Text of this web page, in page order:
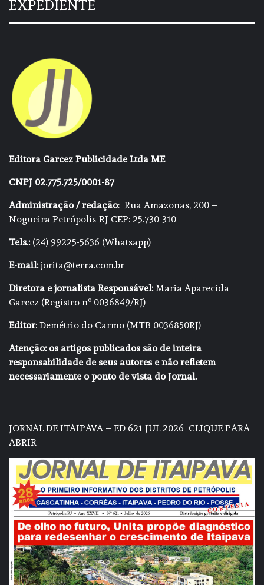
EXPEDIENTE
Editora Garcez Publicidade Ltda ME
CNPJ 02.775.725/0001-87
Administração / redação: Rua Amazonas, 200 –
Nogueira Petrópolis-RJ CEP: 25.730-310
Tels.:(24) 99225-5636 (Whatsapp)
E-mail:jorita@terra.com.br
Diretora e jornalista Responsável:Maria Aparecida
Garcez (Registro nº 0036849/RJ)
Editor: Demétrio do Carmo (MTB 0036850RJ)
Atenção: os artigos publicados são de inteira
responsabilidade de seus autores e não refletem
necessariamente o ponto de vista do Jornal.
JORNAL DE ITAIPAVA – ED 621 JUL 2026 CLIQUE PARA
ABRIR